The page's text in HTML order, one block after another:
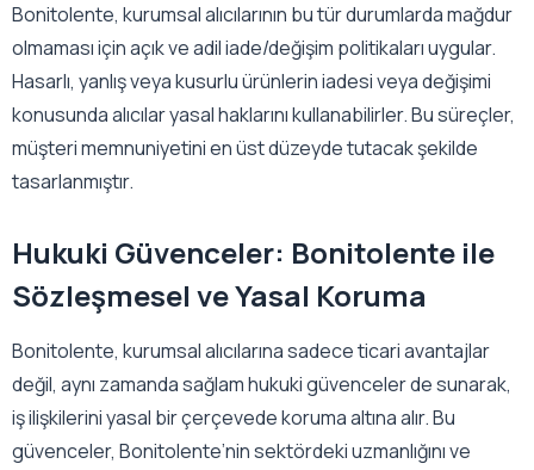
Bonitolente, kurumsal alıcılarının bu tür durumlarda mağdur
olmaması için açık ve adil iade/değişim politikaları uygular.
Hasarlı, yanlış veya kusurlu ürünlerin iadesi veya değişimi
konusunda alıcılar yasal haklarını kullanabilirler. Bu süreçler,
müşteri memnuniyetini en üst düzeyde tutacak şekilde
tasarlanmıştır.
Hukuki Güvenceler: Bonitolente ile
Sözleşmesel ve Yasal Koruma
Bonitolente, kurumsal alıcılarına sadece ticari avantajlar
değil, aynı zamanda sağlam hukuki güvenceler de sunarak,
iş ilişkilerini yasal bir çerçevede koruma altına alır. Bu
güvenceler, Bonitolente’nin sektördeki uzmanlığını ve